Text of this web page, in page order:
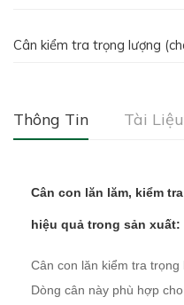
Cân kiểm tra trọng lượng
Thông Tin Tài Liệu
Cân con lăn lăm, kiểm
hiệu quả trong sản xuất:
Cân con lăn kiểm tra
Dòng cân này phù hợp